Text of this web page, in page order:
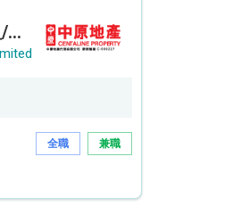
業務拓展助理 (大角咀/荔枝角/九龍塘)
全職 兼職